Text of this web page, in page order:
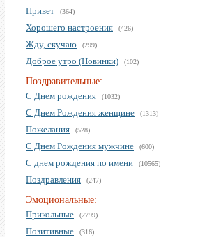
Привет (364)
Хорошего настроения (426)
Жду, скучаю (299)
Доброе утро (Новинки) (102)
Поздравительные:
С Днем рождения
(1032)
С Днем Рождения женщине (1313)
Пожелания (528)
С Днем Рождения мужчине (600)
С днем рождения по имени (10565)
Поздравления (247)
Эмоциональные:
Прикольные
(2799)
Позитивные (316)